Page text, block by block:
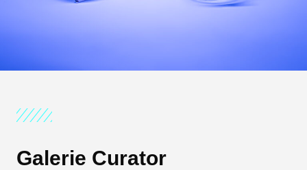
Galerie Curator